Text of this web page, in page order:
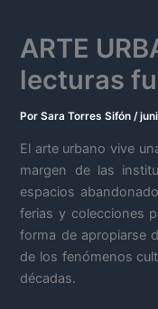
ARTE
lecturas
PorSara Torres Sifón/
El arte urbano vive
margen de las
espacios
ferias y colecciones
forma de apropiarse
de los fenómenos
décadas.